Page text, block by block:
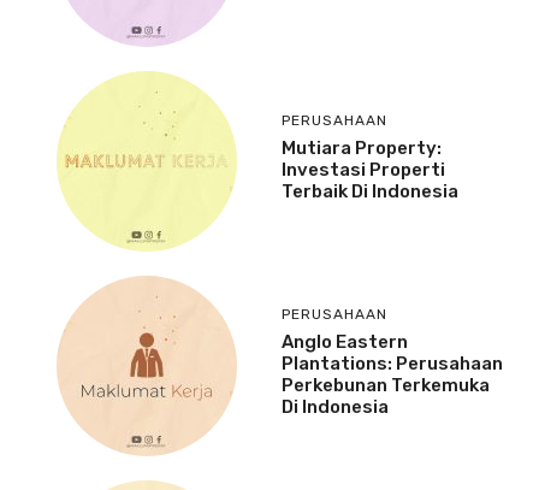
PERUSAHAAN
Mutiara Property:
Investasi Properti
Terbaik Di Indonesia
PERUSAHAAN
Anglo Eastern
Plantations: Perusahaan
Perkebunan Terkemuka
Di Indonesia